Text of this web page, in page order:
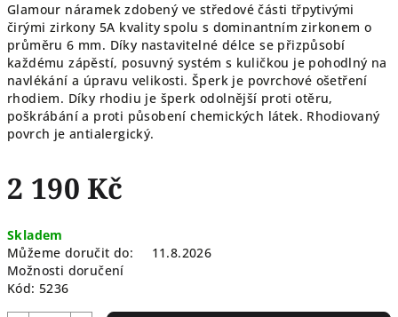
Glamour náramek zdobený ve středové části třpytivými
čirými zirkony 5A kvality spolu s dominantním zirkonem o
průměru 6 mm. Díky nastavitelné délce se přizpůsobí
každému zápěstí, posuvný systém s kuličkou je pohodlný na
navlékání a úpravu velikosti. Šperk je povrchové ošetření
rhodiem. Díky rhodiu je šperk odolnější proti otěru,
poškrábání a proti působení chemických látek. Rhodiovaný
povrch je antialergický.
2 190 Kč
cena:
Skladem
Můžeme doručit do:
11.8.2026
Možnosti doručení
Kód: 5236